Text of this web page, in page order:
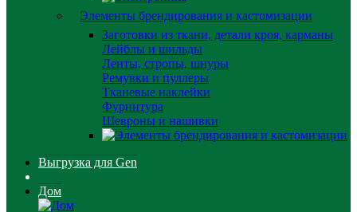
Элементы брендирования и кастомизации
Заготовки из ткани, детали кроя, карманы
Лейблы и шильды
Ленты, стропы, шнуры
Ремувки и пуллеры
Тканевые наклейки
Фурнитура
Шевроны и нашивки
Выгрузка для Gen
Дом